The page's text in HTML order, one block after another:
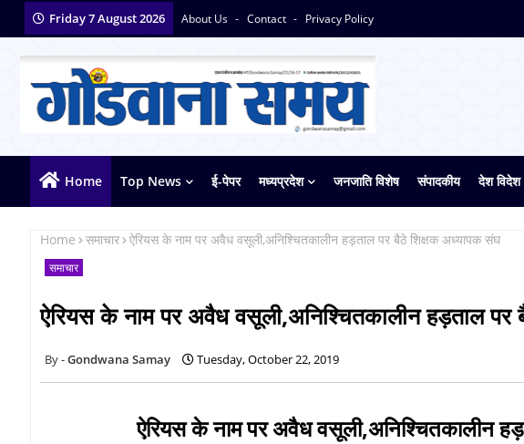
Friday 7 August 2026 About Us Contact Privacy Policy
Home Top News ई-पेपर मध्यप्रदेश जनजाति विशेष संपादकीय देश विदेश
Home समाचार ऐरियस के नाम पर अवैध वसूली,अनिश्चितकालीन हड़ताल पर बैठे शिक्षक अध्यापक संघ
समाचार
ऐरियस के नाम पर अवैध वसूली,अनिश्चितकालीन हड़ताल
Gondwana Samay Tuesday, October 22, 2019
ऐरियस के नाम पर अवैध वसूली,अनिश्चितकालीन